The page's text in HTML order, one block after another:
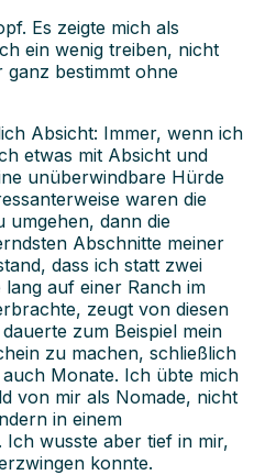
Es zeigte mich als
ein wenig treiben, nicht
ganz bestimmt ohne
Absicht: Immer, wenn ich
etwas mit Absicht und
unüberwindbare Hürde
waren die
umgehen, dann die
Abschnitte meiner
dass ich statt zwei
auf einer Ranch im
zeugt von diesen
zum Beispiel mein
zu machen, schließlich
Monate. Ich übte mich
von mir als Nomade, nicht
in einem
Ich wusste aber tief in mir,
konnte.